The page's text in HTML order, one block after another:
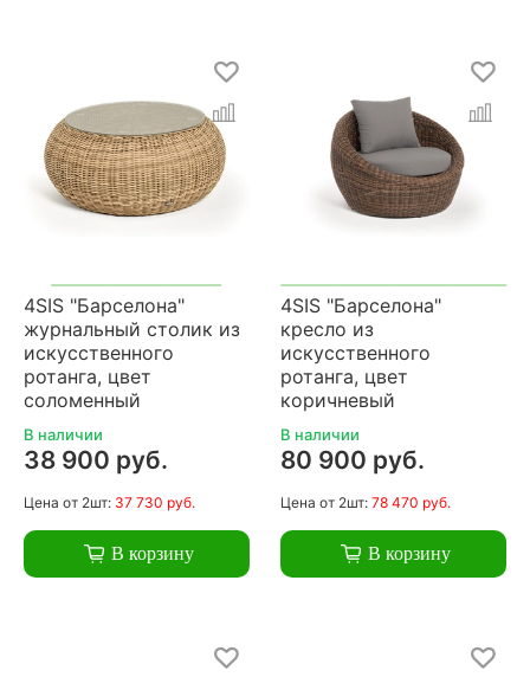
4SIS "Барселона"
журнальный столик из
искусственного
ротанга, цвет
соломенный
В наличии
38 900 руб.
Цена от 2шт: 37 730 руб.
В корзину
4SIS "Барселона"
кресло из
искусственного
ротанга, цвет
коричневый
В наличии
80 900 руб.
Цена от 2шт: 78 470 руб.
В корзину